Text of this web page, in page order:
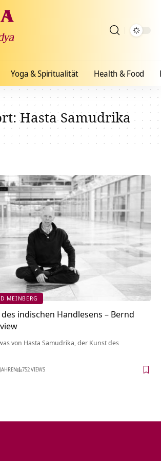
Yoga & Spiritualität Health & Food
Hasta Samudrika
MEINBERG
indischen Handlesens – Bernd
von Hasta Samudrika, der Kunst des
752 VIEWS